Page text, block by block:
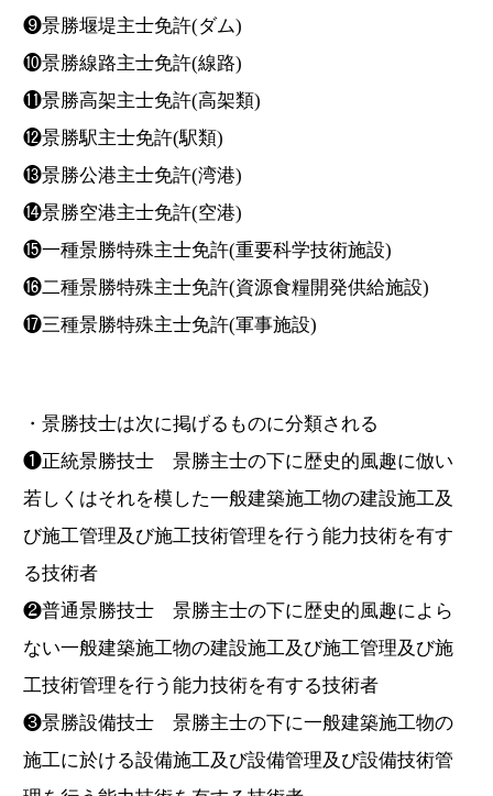
❾景勝堰堤主士免許(ダム)
❿景勝線路主士免許(線路)
⓫景勝高架主士免許(高架類)
⓬景勝駅主士免許(駅類)
⓭景勝公港主士免許(湾港)
⓮景勝空港主士免許(空港)
⓯一種景勝特殊主士免許(重要科学技術施設)
⓰二種景勝特殊主士免許(資源食糧開発供給施設)
⓱三種景勝特殊主士免許(軍事施設)
・景勝技士は次に掲げるものに分類される
❶正統景勝技士 景勝主士の下に歴史的風趣に倣い
若しくはそれを模した一般建築施工物の建設施工及
び施工管理及び施工技術管理を行う能力技術を有す
る技術者
❷普通景勝技士 景勝主士の下に歴史的風趣によら
ない一般建築施工物の建設施工及び施工管理及び施
工技術管理を行う能力技術を有する技術者
❸景勝設備技士 景勝主士の下に一般建築施工物の
施工に於ける設備施工及び設備管理及び設備技術管